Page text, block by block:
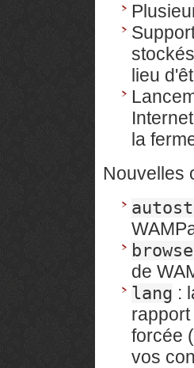
lieu
la
Nouvelles
de
lang :
forcée
vos